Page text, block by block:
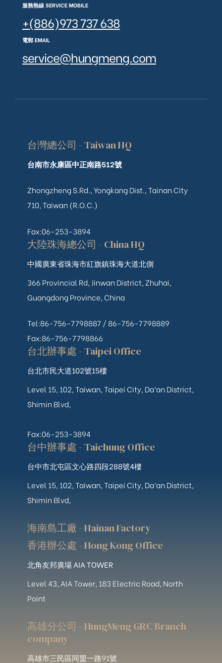
服務熱線 SERVICE MOBILE
+(886)973 737 638
電郵 EMAIL
service@hungmeng.com
台灣總公司 - Taiwan HQ
台南市永康區中正南路512號
Zhongzheng S.Rd., Yongkang Dist., Tainan City
710, Taiwan (R.O.C.)
Fax:06-253-3894
大陸珠海總公司 - China HQ
中國廣東省珠海市紅旗鎮珠海大道北側
366 Provincial Rd, Jinwan District, Zhuhai,
Guangdong Province, China
Tel:86-756-7798887 / 86-756-7798889
Fax:86-756-7798866
台北辦事處 - Taipei Office
台北市民大道102號15樓
Level 15, 102, Taiwan, Taipei City, Da’an District,
Shimin Blvd,
Fax:06-253-3894
台中辦事處 - Taichung Office
台中市北屯區文心路四段288號4樓
Level 15, 102, Taiwan, Taipei City, Da’an District,
Shimin Blvd,
海南島工廠 - Hainan Factory
香港辦公處 - Hong Kong Office
北角友邦廣場 AIA TOWER
Level 43, AIA Tower, 183 Electric Road, North
Point
高雄分公司 - HungMeng GRC Branch
company
高雄市三民區同盟一路91號